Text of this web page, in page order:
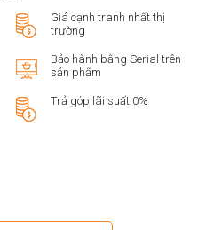
Giá cạnh tranh nhất thị
trường
Bảo hành bằng Serial trên
sản phẩm
Trả góp lãi suất 0%